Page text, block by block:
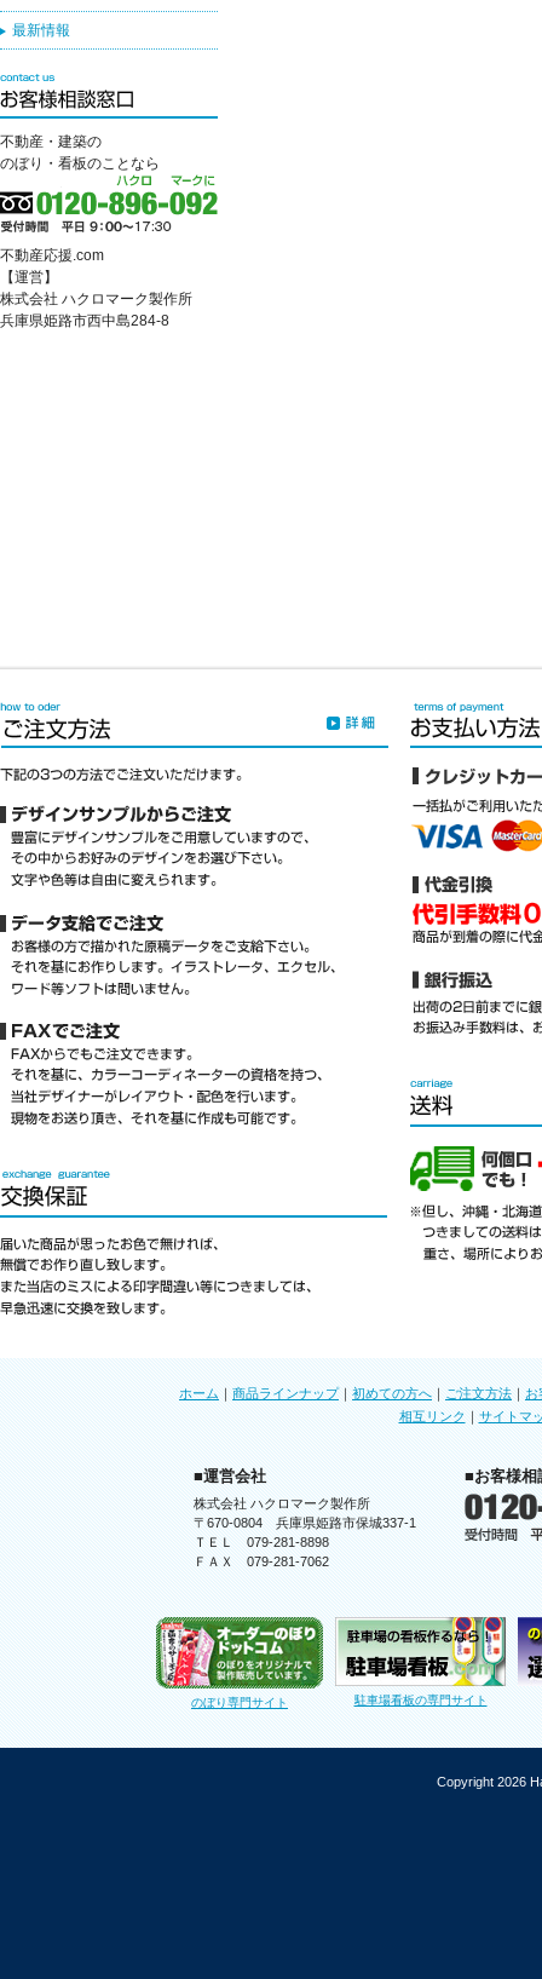
最新情報
不動産・建築の
のぼり・看板のことなら
不動産応援.com
【運営】
株式会社 ハクロマーク製作所
兵庫県姫路市西中島284-8
ホーム ｜ 商品ラインナップ｜ 初めての方へ ｜ ご注文方法 ｜ お
相互リンク ｜ サイトマ
■運営会社
株式会社 ハクロマーク製作所
〒670-0804 兵庫県姫路市保城337-1
ＴＥＬ 079-281-8898
ＦＡＸ 079-281-7062
■お客様相
のぼり専門サイト 駐車場看板の専門サイト
Copyright 2026